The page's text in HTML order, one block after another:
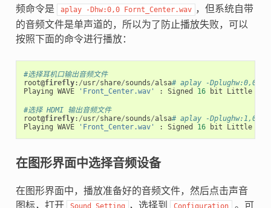
频命令是
aplay -Dhw:0,0 Fornt_Center.wav ，但系统自带
的音频文件是单声道的，所以为了防止播放失败，可以
按照下面的命令进行播放：
#选择耳机口输出音频文件
root@firefly: /usr/share/sounds/alsa# aplay -Dplughw:0,0
Playing WAVE 'Front_Center.wav' : Signed 16 bit Little
#选择 HDMI 输出音频文件
root@firefly: /usr/share/sounds/alsa# aplay -Dplughw:1,0
Playing WAVE 'Front_Center.wav' : Signed 16 bit Little
在图形界面中选择音频设备
在图形界面中，播放准备好的音频文件，然后点击声音
图标，打开
Sound Setting ，选择到 Configuration
。可